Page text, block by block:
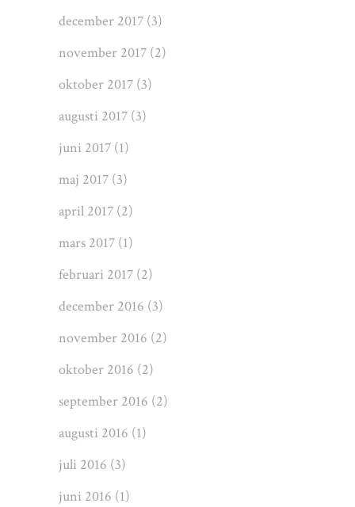
december 2017 (3)
november 2017 (2)
oktober 2017 (3)
augusti 2017 (3)
juni 2017 (1)
maj 2017 (3)
april 2017 (2)
mars 2017 (1)
februari 2017 (2)
december 2016 (3)
november 2016 (2)
oktober 2016 (2)
september 2016 (2)
augusti 2016 (1)
juli 2016 (3)
juni 2016 (1)